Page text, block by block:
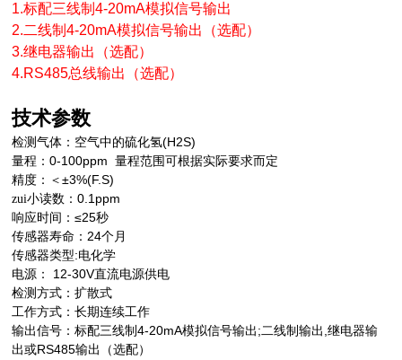
1.标配三线制4-20mA模拟信号输出
2.二线制4-20mA模拟信号输出（选配）
3.继电器输出（选配）
4.RS485总线输出（选配）
技术参数
检测气体：空气中的硫化氢(H2S)
量程：0-100ppm量程范围可根据实际要求而定
精度：＜±3%(F.S)
zui小读数：0.1ppm
响应时间：≤25秒
传感器寿命：24个月
传感器类型:电化学
电源：
12-30V直流电源供电
检测方式：扩散式
工作方式：长期连续工作
输出信号：标配三线制4-20mA模拟信号输出 ;二线制输出 ,继电器输
出或RS485输出（选配）